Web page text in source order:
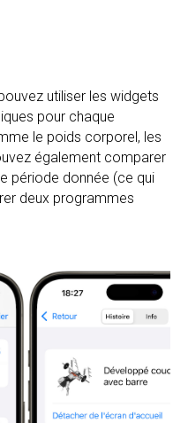
utiliser les widgets
pour chaque
le poids corporel, les
également comparer
période donnée (ce qui
deux programmes